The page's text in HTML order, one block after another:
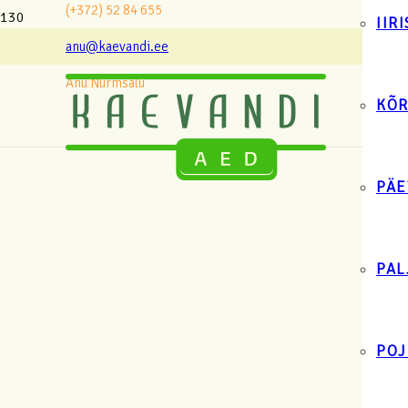
(+372) 52 84 655
anu@kaevandi.ee
Anu Nurmsalu